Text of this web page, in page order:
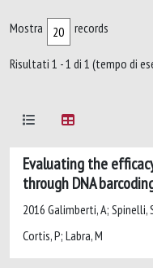
Mostra records
Risultati 1 - 1 di 1 (tempo di
Evaluating the
through DNA
2016 Galimberti, A; Spinelli,
Cortis, P; Labra, M